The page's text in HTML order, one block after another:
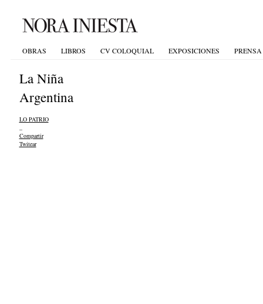
OBRAS LIBROS CV COLOQUIAL EXPOSICIONES PRENSA
La Niña
Argentina
LO PATRIO
Compartir
Twitear